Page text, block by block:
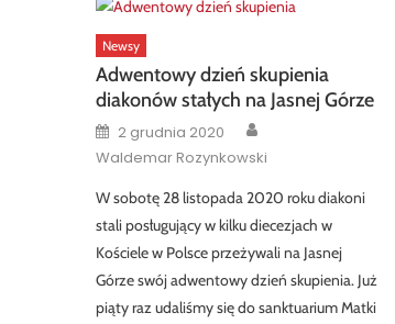
Newsy
Adwentowy dzień skupienia
diakonów stałych na Jasnej Górze
Posted
on
2 grudnia 2020
Waldemar Rozynkowski
W sobotę 28 listopada 2020 roku diakoni
stali posługujący w kilku diecezjach w
Kościele w Polsce przeżywali na Jasnej
Górze swój adwentowy dzień skupienia. Już
piąty raz udaliśmy się do sanktuarium Matki